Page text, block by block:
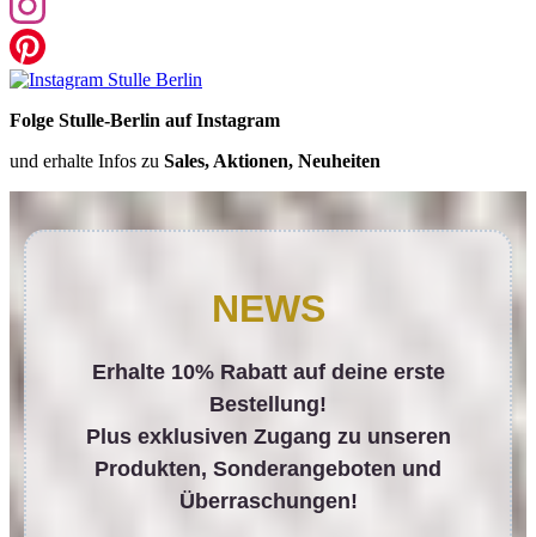
Folge Stulle-Berlin auf Instagram
und erhalte Infos zu Sales, Aktionen, Neuheiten
NEWS
Erhalte 10% Rabatt auf deine erste
Bestellung!
Plus exklusiven Zugang zu unseren
Produkten, Sonderangeboten und
Überraschungen!